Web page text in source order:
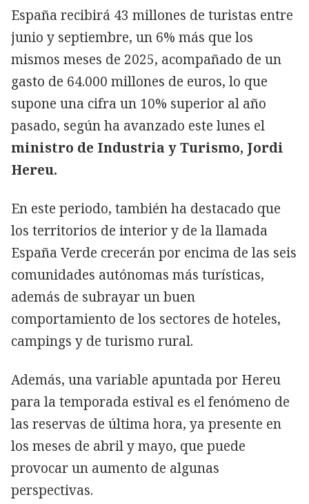
España recibirá 43 millones de turistas entre
junio y septiembre, un 6% más que los
mismos meses de 2025, acompañado de un
gasto de 64.000 millones de euros, lo que
supone una cifra un 10% superior al año
pasado, según ha avanzado este lunes el
ministro de Industria y Turismo, Jordi
Hereu.
En este periodo, también ha destacado que
los territorios de interior y de la llamada
España Verde crecerán por encima de las seis
comunidades autónomas más turísticas,
además de subrayar un buen
comportamiento de los sectores de hoteles,
campings y de turismo rural.
Además, una variable apuntada por Hereu
para la temporada estival es el fenómeno de
las reservas de última hora, ya presente en
los meses de abril y mayo, que puede
provocar un aumento de algunas
perspectivas.